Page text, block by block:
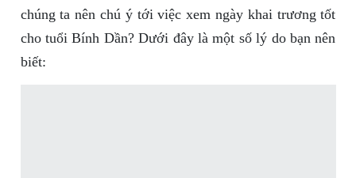
chúng ta nên chú ý tới việc xem ngày khai trương tốt
cho tuổi Bính Dần? Dưới đây là một số lý do bạn nên
biết: